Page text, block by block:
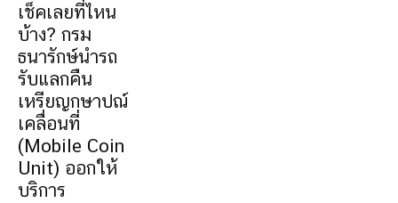
เช็คเลยที่ไหน
บ้าง? กรม
ธนารักษ์นำรถ
รับแลกคืน
เหรียญกษาปณ์
เคลื่อนที่
(Mobile Coin
Unit) ออกให้
บริการ